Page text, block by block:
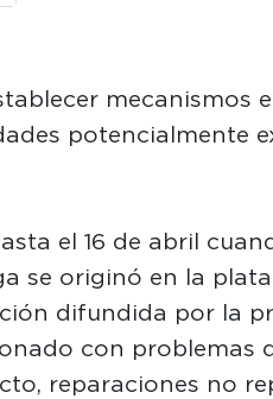
mecanismos
potencialmente
el 16 de abril
se originó en la
difundida por la
con problemas
reparaciones no